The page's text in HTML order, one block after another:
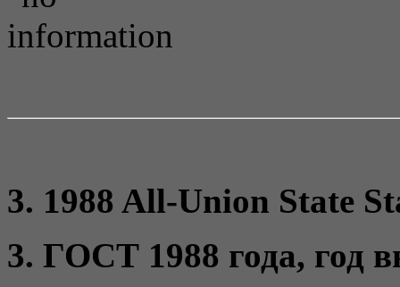
3. 1988 All-Union State
3. ГОСТ 1988 года, год